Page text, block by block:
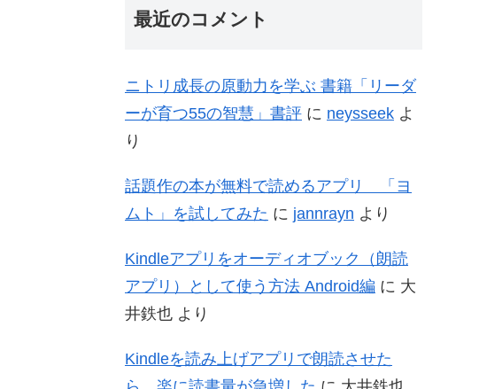
最近のコメント
ニトリ成長の原動力を学ぶ 書籍「リーダ
ーが育つ55の智慧」書評 に neysseek よ
り
話題作の本が無料で読めるアプリ 「ヨ
ムト」を試してみた に jannrayn より
Kindleアプリをオーディオブック（朗読
アプリ）として使う方法 Android編 に 大
井鉄也 より
Kindleを読み上げアプリで朗読させた